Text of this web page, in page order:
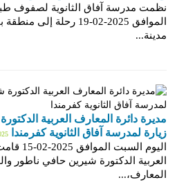
نظمت مدرسة آفاق الثانوية لصفوف
الموافق 2025-02-19
مدينة...
مديرة دائرة المعارف العربية
زيارة لمدرسة آفاق الثانوية كفرمندا
11:39:53
اليوم
العربية الدكتورة شيرين حافي ناطور
المعارف،...